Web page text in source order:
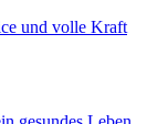
und volle Kraft